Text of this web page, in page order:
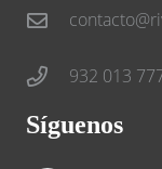
932 013
Síguenos